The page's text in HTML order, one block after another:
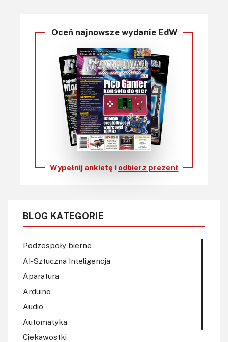
Oceń najnowsze wydanie EdW
Wypełnij ankietę i odbierz prezent
BLOG KATEGORIE
Podzespoły bierne
AI-Sztuczna Inteligencja
Aparatura
Arduino
Audio
Automatyka
Ciekawostki